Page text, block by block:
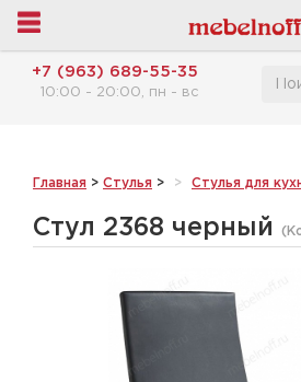
+7 (963) 689-55-35
10:00 - 20:00, пн - вс
Главная > Стулья > Стулья для
Стул 2368 черный